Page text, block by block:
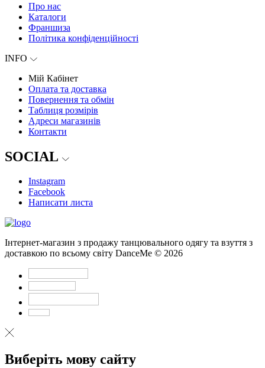
Про нас
Каталоги
Франшиза
Політика конфіденційності
INFO
Мій Кабінет
Оплата та доставка
Повернення та обмін
Таблиця розмірів
Адреси магазинів
Контакти
SOCIAL
Instagram
Facebook
Написати листа
Інтернет-магазин з продажу танцювального одягу та взуття з
доставкою по всьому світу DanceMe © 2026
Виберіть мову сайту